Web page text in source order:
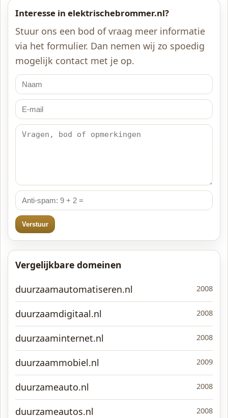
Interesse in elektrischebrommer.nl?
Stuur ons een bod of vraag meer informatie
via het formulier. Dan nemen wij zo spoedig
mogelijk contact met je op.
Verstuur
Vergelijkbare domeinen
duurzaamautomatiseren.nl
2008
duurzaamdigitaal.nl 2008
duurzaaminternet.nl 2008
duurzaammobiel.nl 2009
duurzameauto.nl 2008
duurzameautos.nl 2008